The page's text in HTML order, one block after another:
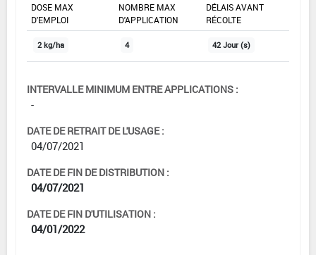
DOSE MAX
D'EMPLOI
NOMBRE MAX
D'APPLICATION
DÉLAIS AVANT
RÉCOLTE
2 kg/ha 4 42 Jour (s)
INTERVALLE MINIMUM ENTRE APPLICATIONS :
-
DATE DE RETRAIT DE L'USAGE :
04/07/2021
DATE DE FIN DE DISTRIBUTION :
04/07/2021
DATE DE FIN D'UTILISATION :
04/01/2022